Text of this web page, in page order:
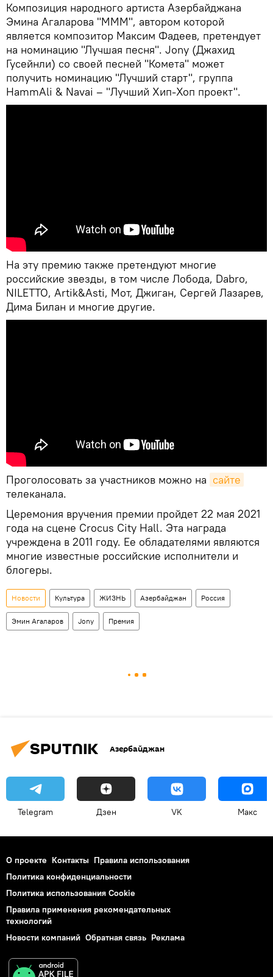
Композиция народного артиста Азербайджана
Эмина Агаларова "МММ", автором которой
является композитор Максим Фадеев, претендует
на номинацию "Лучшая песня". Jony (Джахид
Гусейнли) со своей песней "Комета" может
получить номинацию "Лучший старт", группа
HammAli & Navai – "Лучший Хип-Хоп проект".
На эту премию также претендуют многие
российские звезды, в том числе Лобода, Dabro,
NILETTO, Artik&Asti, Мот, Джиган, Сергей Лазарев,
Дима Билан и многие другие.
Проголосовать за участников можно на сайте
телеканала.
Церемония вручения премии пройдет 22 мая 2021
года на сцене Crocus City Hall. Эта награда
учреждена в 2011 году. Ее обладателями являются
многие известные российские исполнители и
блогеры.
Новости Культура ЖИЗНЬ Азербайджан Россия
Эмин Агаларов Jony Премия
Азербайджан
Telegram Дзен VK Макс
О проекте Контакты Правила использования
Политика конфиденциальности
Политика использования Cookie
Правила применения рекомендательных
технологий
Новости компаний Обратная связь Реклама